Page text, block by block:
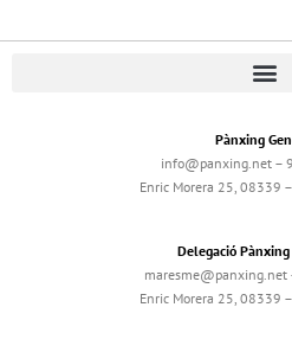
Pànxing
info@panxing.net –
Enric Morera 25, 08339
Delegació
Enric Morera 25, 08339